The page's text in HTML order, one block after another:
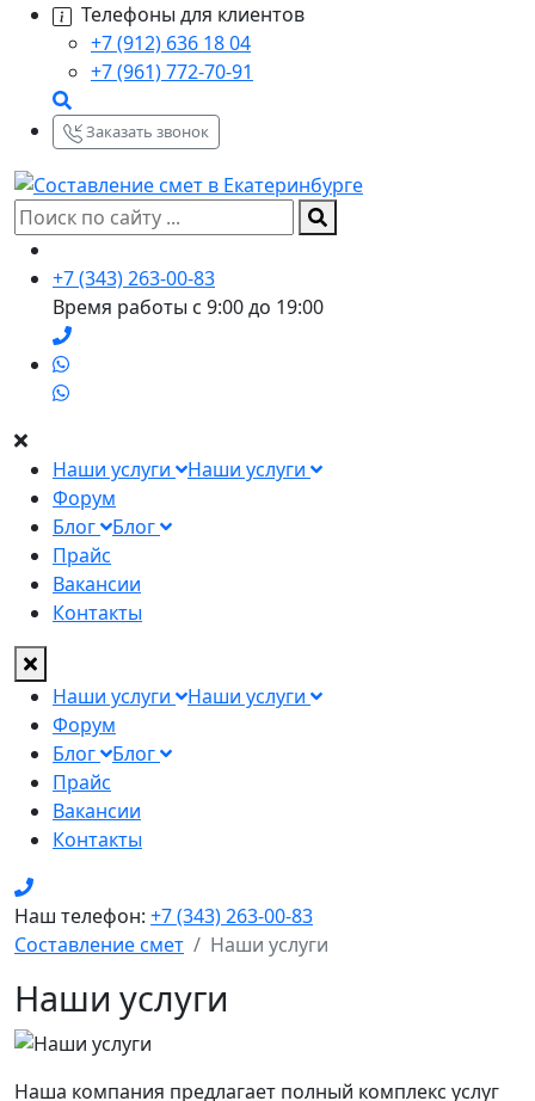
Телефоны для клиентов
+7 (912) 636 18 04
+7 (961) 772-70-91
Заказать звонок
+7 (343) 263-00-83
Время работы с 9:00 до 19:00
Наши услуги
Наши услуги
Форум
Блог
Блог
Прайс
Вакансии
Контакты
Наши услуги
Наши услуги
Форум
Блог
Блог
Прайс
Вакансии
Контакты
Наш телефон: +7 (343) 263-00-83
Составление смет
Наши услуги
Наши услуги
Наша компания предлагает полный комплекс услуг